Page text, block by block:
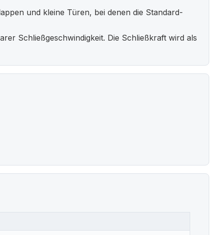
und kleine Türen, bei denen die Standard-
Schließgeschwindigkeit. Die Schließkraft wird als